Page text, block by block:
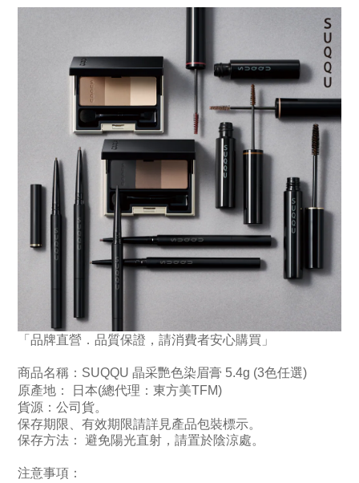
「品牌直營．品質保證，請消費者安心購買」
商品名稱： SUQQU 晶采艷色染眉膏 5.4g (3色任選)
原產地： 日本(總代理：東方美TFM)
貨源：公司貨。
保存期限、有效期限請詳見產品包裝標示。
保存方法： 避免陽光直射，請置於陰涼處。
注意事項：